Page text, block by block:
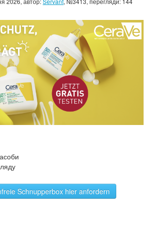
Schnupperbox hier anfordern